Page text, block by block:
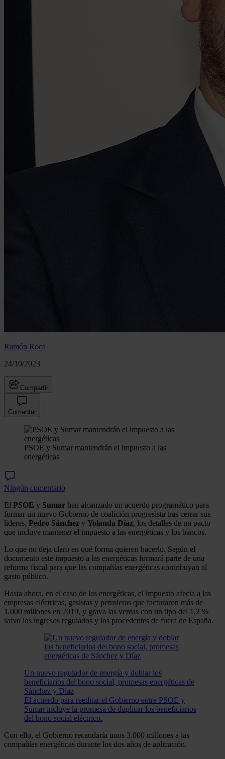
Ramón Roca
24/10/2023
Compartir
Comentar
PSOE y Sumar mantendrán el impuesto a las
energéticas
Ningún comentario
El PSOE y Sumar han alcanzado un acuerdo programático para
formar un nuevo Gobierno de coalición progresista tras cerrar sus
líderes, Pedro Sánchez y Yolanda Díaz, los detalles de un pacto
que incluye mantener el impuesto a las energéticas y los bancos.
Lo que no deja claro en qué forma quieren hacerlo. Según el
documento este impuesto a las energéticas formará parte de una
reforma fiscal para que las compañías energéticas contribuyan al
gasto público.
Hasta ahora, en el caso de las energéticas, el impuesto afecta a las
empresas eléctricas, gasistas y petroleras que facturaron más de
1.000 millones en 2019, y grava las ventas con un tipo del 1,2 %
salvo los ingresos regulados y los procedentes de fuera de España.
Un nuevo regulador de energía y doblar los
beneficiarios del bono social, promesas energéticas de
Sánchez y Díaz
El acuerdo para reeditar el Gobierno entre PSOE y
Sumar incluye la promesa de duplicar los beneficiarios
del bono social eléctrico.
Con ello, el Gobierno recaudaría unos 3.000 millones a las
compañías energéticas durante los dos años de aplicación.